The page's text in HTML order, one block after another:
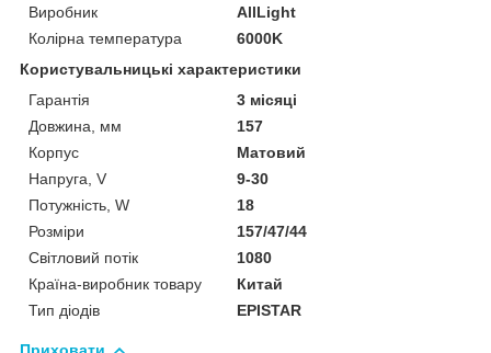
Виробник
AllLight
Колірна температура
6000K
Користувальницькі характеристики
Гарантія
3 місяці
Довжина, мм
157
Корпус
Матовий
Напруга, V
9-30
Потужність, W
18
Розміри
157/47/44
Світловий потік
1080
Країна-виробник товару
Китай
Тип діодів
EPISTAR
Приховати